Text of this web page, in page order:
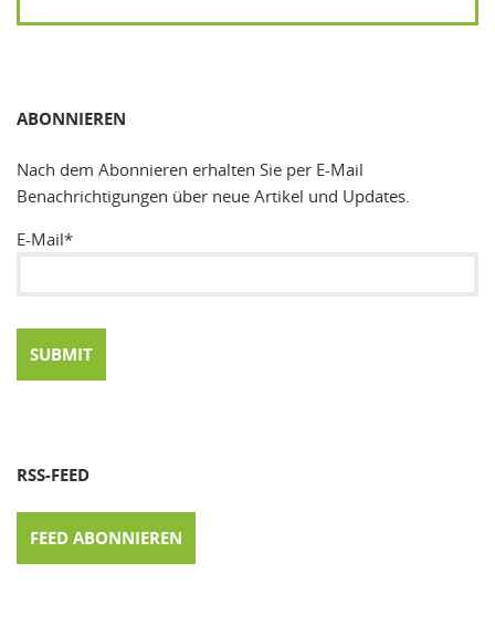
ABONNIEREN
Nach dem Abonnieren erhalten Sie per E-Mail
Benachrichtigungen über neue Artikel und Updates.
E-Mail*
RSS-FEED
FEED ABONNIEREN